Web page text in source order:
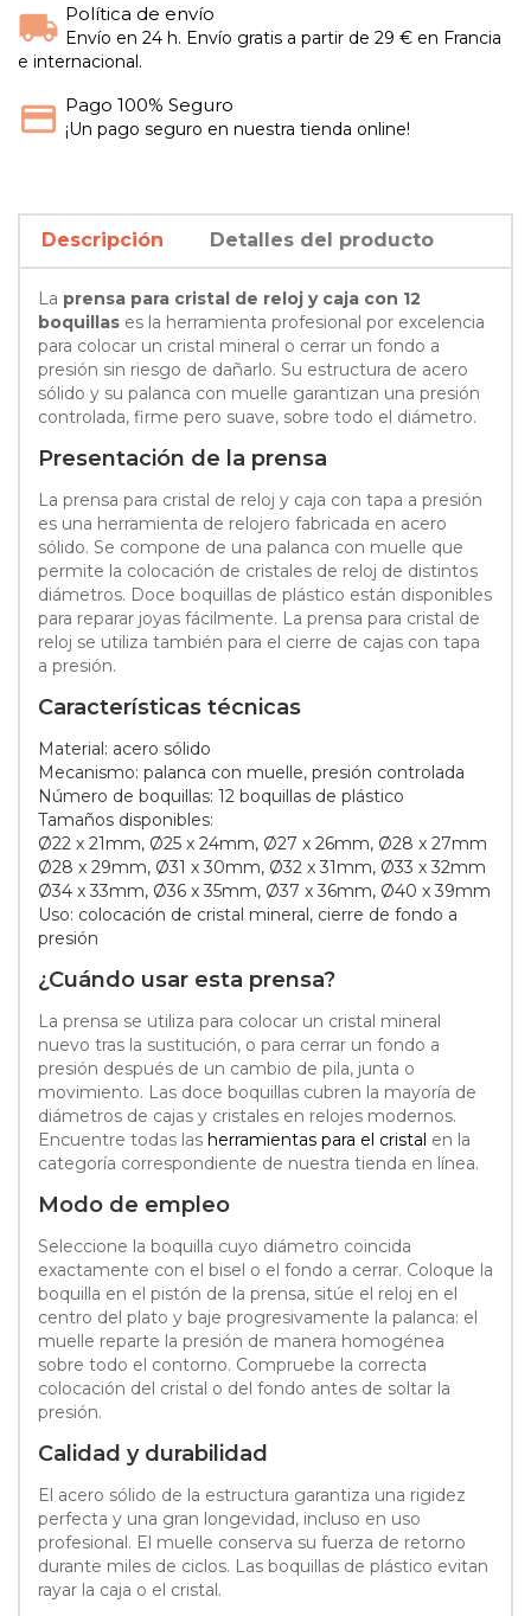
Política de envío
Envío en 24 h. Envío gratis a partir de 29 € en Francia
e internacional.
Pago 100% Seguro
¡Un pago seguro en nuestra tienda online!
Descripción Detalles del producto
La prensa para cristal de reloj y caja con 12
boquillas es la herramienta profesional por excelencia
para colocar un cristal mineral o cerrar un fondo a
presión sin riesgo de dañarlo. Su estructura de acero
sólido y su palanca con muelle garantizan una presión
controlada, firme pero suave, sobre todo el diámetro.
Presentación de la prensa
La prensa para cristal de reloj y caja con tapa a presión
es una herramienta de relojero fabricada en acero
sólido. Se compone de una palanca con muelle que
permite la colocación de cristales de reloj de distintos
diámetros. Doce boquillas de plástico están disponibles
para reparar joyas fácilmente. La prensa para cristal de
reloj se utiliza también para el cierre de cajas con tapa
a presión.
Características técnicas
Material: acero sólido
Mecanismo: palanca con muelle, presión controlada
Número de boquillas: 12 boquillas de plástico
Tamaños disponibles:
Ø22 x 21mm, Ø25 x 24mm, Ø27 x 26mm, Ø28 x 27mm
Ø28 x 29mm, Ø31 x 30mm, Ø32 x 31mm, Ø33 x 32mm
Ø34 x 33mm, Ø36 x 35mm, Ø37 x 36mm, Ø40 x 39mm
Uso: colocación de cristal mineral, cierre de fondo a
presión
¿Cuándo usar esta prensa?
La prensa se utiliza para colocar un cristal mineral
nuevo tras la sustitución, o para cerrar un fondo a
presión después de un cambio de pila, junta o
movimiento. Las doce boquillas cubren la mayoría de
diámetros de cajas y cristales en relojes modernos.
Encuentre todas las herramientas para el cristal en la
categoría correspondiente de nuestra tienda en línea.
Modo de empleo
Seleccione la boquilla cuyo diámetro coincida
exactamente con el bisel o el fondo a cerrar. Coloque la
boquilla en el pistón de la prensa, sitúe el reloj en el
centro del plato y baje progresivamente la palanca: el
muelle reparte la presión de manera homogénea
sobre todo el contorno. Compruebe la correcta
colocación del cristal o del fondo antes de soltar la
presión.
Calidad y durabilidad
El acero sólido de la estructura garantiza una rigidez
perfecta y una gran longevidad, incluso en uso
profesional. El muelle conserva su fuerza de retorno
durante miles de ciclos. Las boquillas de plástico evitan
rayar la caja o el cristal.